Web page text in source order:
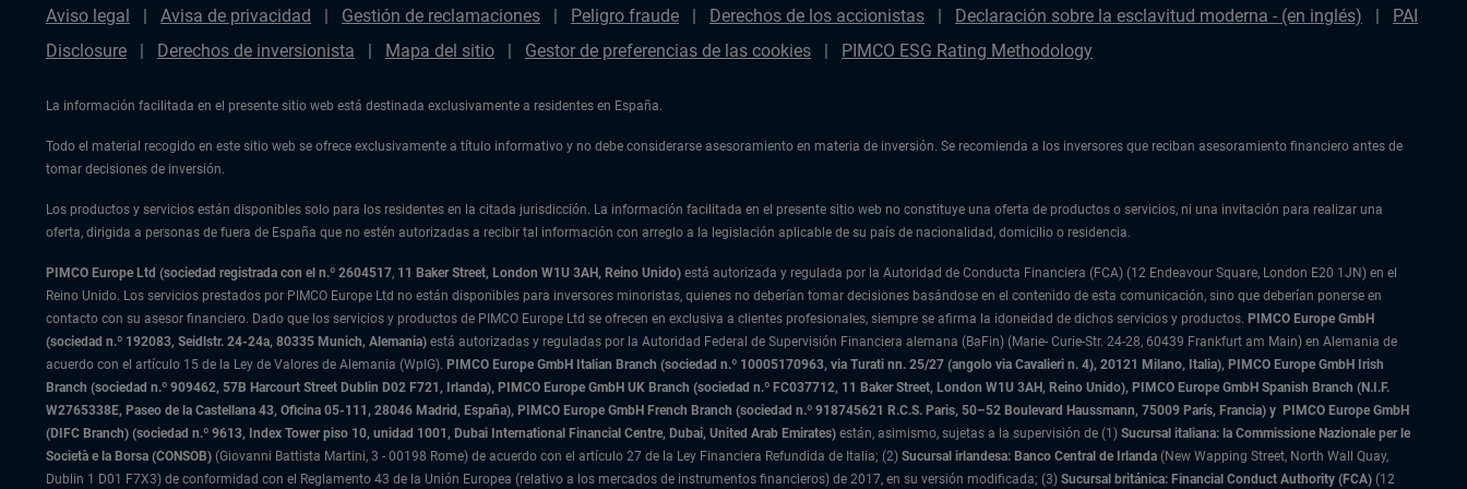
Aviso legal Avisa de privacidad Gestión de reclamaciones Peligro fraude Derechos de los accionistas Declaración sobre la esclavitud moderna - (en inglés)
PAI
Disclosure
Derechos de inversionista Mapa del sitio Gestor de preferencias de las cookies PIMCO ESG Rating Methodology
La información facilitada en el presente sitio web está destinada exclusivamente a residentes en España.
Todo el material recogido en este sitio web se ofrece exclusivamente a título informativo y no debe considerarse asesoramiento en materia de inversión. Se recomienda a los inversores que reciban asesoramiento financiero antes de
tomar decisiones de inversión.
Los productos y servicios están disponibles solo para los residentes en la citada jurisdicción. La información facilitada en el presente sitio web no constituye una oferta de productos o servicios, ni una invitación para realizar una
oferta, dirigida a personas de fuera de España que no estén autorizadas a recibir tal información con arreglo a la legislación aplicable de su país de nacionalidad, domicilio o residencia.
PIMCO Europe Ltd (sociedad registrada con el n.º 2604517, 11 Baker Street, London W1U 3AH, Reino Unido) está autorizada y regulada por la Autoridad de Conducta Financiera (FCA) (12 Endeavour Square, London E20 1JN) en el
Reino Unido. Los servicios prestados por PIMCO Europe Ltd no están disponibles para inversores minoristas, quienes no deberían tomar decisiones basándose en el contenido de esta comunicación, sino que deberían ponerse en
contacto con su asesor financiero. Dado que los servicios y productos de PIMCO Europe Ltd se ofrecen en exclusiva a clientes profesionales, siempre se afirma la idoneidad de dichos servicios y productos. PIMCO Europe GmbH
(sociedad n.º 192083, Seidlstr. 24-24a, 80335 Munich, Alemania) está autorizadas y reguladas por la Autoridad Federal de Supervisión Financiera alemana (BaFin) (Marie- Curie-Str. 24-28, 60439 Frankfurt am Main) en Alemania de
acuerdo con el artículo 15 de la Ley de Valores de Alemania (WpIG). PIMCO Europe GmbH Italian Branch (sociedad n.º 10005170963, via Turati nn. 25/27 (angolo via Cavalieri n. 4), 20121 Milano, Italia), PIMCO Europe GmbH Irish
Branch (sociedad n.º 909462, 57B Harcourt Street Dublin D02 F721, Irlanda), PIMCO Europe GmbH UK Branch (sociedad n.º FC037712, 11 Baker Street, London W1U 3AH, Reino Unido), PIMCO Europe GmbH Spanish Branch (N.I.F.
W2765338E, Paseo de la Castellana 43, Oficina 05-111, 28046 Madrid, España), PIMCO Europe GmbH French Branch (sociedad n.º 918745621 R.C.S. Paris, 50–52 Boulevard Haussmann, 75009 París, Francia) y PIMCO Europe GmbH
(DIFC Branch) (sociedad n.º 9613, Index Tower piso 10, unidad 1001, Dubai International Financial Centre, Dubai, United Arab Emirates) están, asimismo, sujetas a la supervisión de (1) Sucursal italiana: la Commissione Nazionale per le
Società e la Borsa (CONSOB) (Giovanni Battista Martini, 3 - 00198 Rome) de acuerdo con el artículo 27 de la Ley Financiera Refundida de Italia; (2) Sucursal irlandesa: Banco Central de Irlanda (New Wapping Street, North Wall Quay,
Dublin 1 D01 F7X3) de conformidad con el Reglamento 43 de la Unión Europea (relativo a los mercados de instrumentos financieros) de 2017, en su versión modificada; (3) Sucursal británica: Financial Conduct Authority (FCA) (12